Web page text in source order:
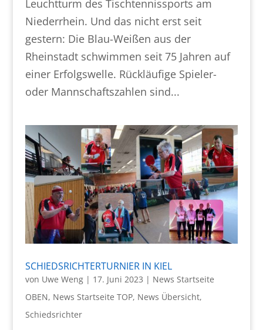
Leuchtturm des Tischtennissports am
Niederrhein. Und das nicht erst seit
gestern: Die Blau-Weißen aus der
Rheinstadt schwimmen seit 75 Jahren auf
einer Erfolgswelle. Rückläufige Spieler-
oder Mannschaftszahlen sind...
SCHIEDSRICHTERTURNIER IN KIEL
von Uwe Weng| 17. Juni 2023 | News Startseite
OBEN, News Startseite TOP, News Übersicht,
Schiedsrichter